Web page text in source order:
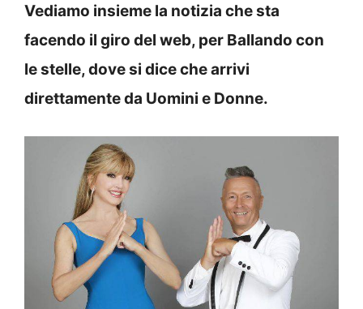
Vediamo insieme la notizia che sta
facendo il giro del web, per Ballando con
le stelle, dove si dice che arrivi
direttamente da Uomini e Donne.